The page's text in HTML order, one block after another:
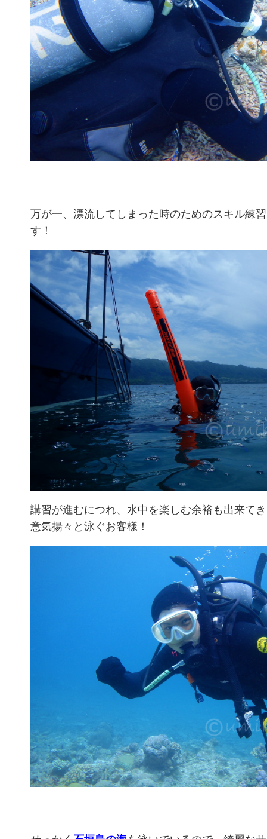
万が一、漂流してしまった時のためのスキル練
す！
講習が進むにつれ、水中を楽しむ余裕も出来て
意気揚々と泳ぐお客様！